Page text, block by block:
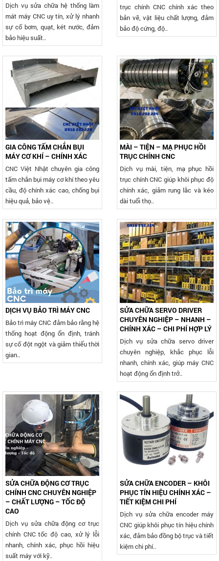
Dịch vụ sửa chữa hệ thống làm
mát máy CNC uy tín, xử lý nhanh
sự cố bơm, quạt, két nước, đảm
bảo hiệu suất..
trục chính CNC chính xác theo
bản vẽ, vật liệu chất lượng, đảm
bảo độ cứng, độ..
GIA CÔNG TẤM CHẮN BỤI
MÁY CƠ KHÍ – CHÍNH XÁC
CNC Việt Nhật chuyên gia công
tấm chắn bụi máy cơ khí theo yêu
cầu, độ chính xác cao, chống bụi
hiệu quả, bảo vệ..
MÀI – TIỆN – MẠ PHỤC HỒI
TRỤC CHÍNH CNC
Dịch vụ mài, tiện, mạ phục hồi
trục chính CNC giúp khôi phục độ
chính xác, giảm rung lắc và kéo
dài tuổi thọ..
DỊCH VỤ BẢO TRÌ MÁY CNC
Bảo trì máy CNC đảm bảo rằng hệ
thống hoạt động ổn định, tránh
sự cố đột ngột và giảm thiểu thời
gian..
SỬA CHỮA SERVO DRIVER
CHUYÊN NGHIỆP – NHANH –
CHÍNH XÁC – CHI PHÍ HỢP LÝ
Dịch vụ sửa chữa servo driver
chuyên nghiệp, khắc phục lỗi
nhanh, chính xác, giúp máy CNC
hoạt động ổn định trở..
SỬA CHỮA ĐỘNG CƠ TRỤC
CHÍNH CNC CHUYÊN NGHIỆP
– CHẤT LƯỢNG – TỐC ĐỘ
CAO
Dịch vụ sửa chữa động cơ trục
chính CNC tốc độ cao, xử lý lỗi
nhanh, chính xác, phục hồi hiệu
suất máy với kỹ..
SỬA CHỮA ENCODER – KHÔI
PHỤC TÍN HIỆU CHÍNH XÁC –
TIẾT KIỆM CHI PHÍ
Dịch vụ sửa chữa encoder máy
CNC giúp khôi phục tín hiệu chính
xác, đảm bảo đồng bộ trục và tiết
kiệm chi phí..